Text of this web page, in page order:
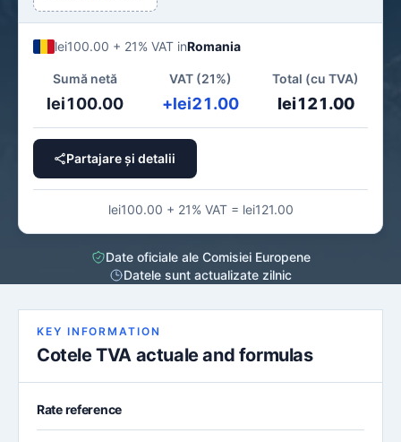
lei100.00 + 21% VAT inRomania
Sumă netă
lei100.00
VAT (21%)
+lei21.00
Total (cu TVA)
lei121.00
Partajare și detalii
lei100.00 + 21% VAT = lei121.00
Date oficiale ale Comisiei Europene
Datele sunt actualizate zilnic
KEY INFORMATION
Cotele TVA actuale and formulas
Rate reference